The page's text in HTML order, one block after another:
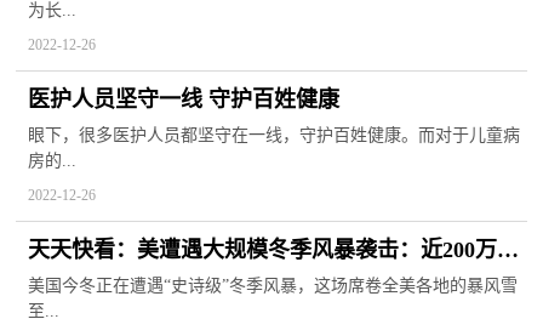
为长...
2022-12-26
医护人员坚守一线 守护百姓健康
眼下，很多医护人员都坚守在一线，守护百姓健康。而对于儿童病
房的...
2022-12-26
天天快看：美遭遇大规模冬季风暴袭击：近200万家
庭企业断电 数千航班取消或延误
美国今冬正在遭遇“史诗级”冬季风暴，这场席卷全美各地的暴风雪
至...